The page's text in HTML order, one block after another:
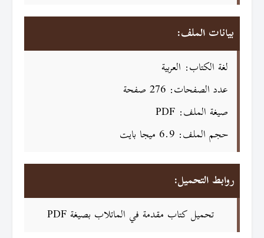
بيانات الملف:
لغة الكتاب: العربية
عدد الصفحات: 276 صفحة
صيغة الملف: PDF
حجم الملف: 6.9 ميجا بايت
روابط التحميل:
تحميل كتاب مقدمة في الماتلاب بصيغة PDF